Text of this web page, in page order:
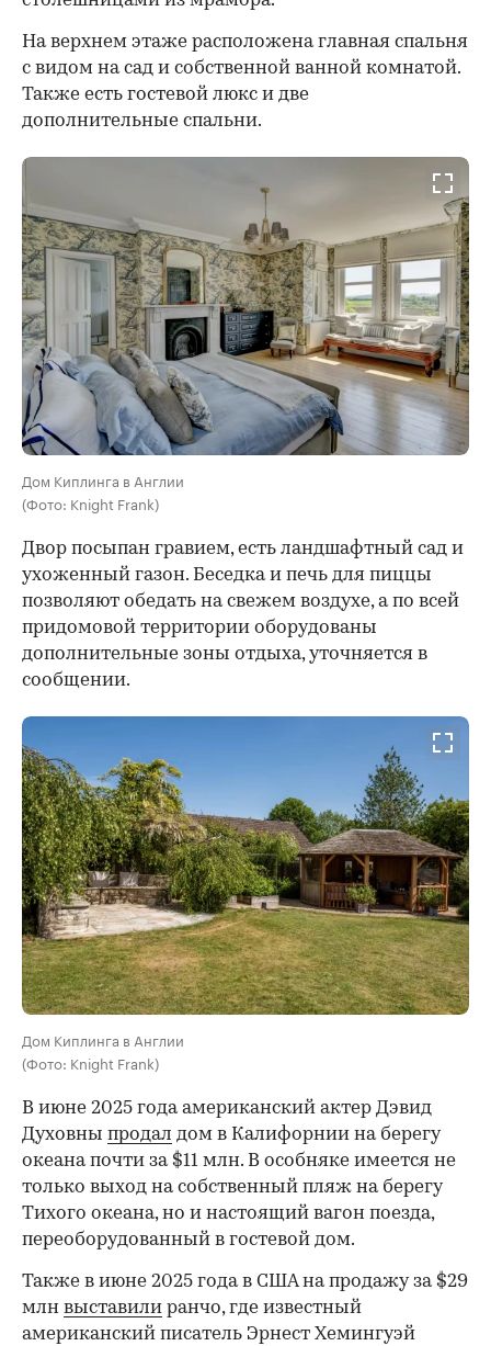
На верхнем этаже расположена главная спальня
с видом на сад и собственной ванной комнатой.
Также есть гостевой люкс и две
дополнительные спальни.
Дом Киплинга в Англии
(Фото: Knight Frank)
Двор посыпан гравием, есть ландшафтный сад и
ухоженный газон. Беседка и печь для пиццы
позволяют обедать на свежем воздухе, а по всей
придомовой территории оборудованы
дополнительные зоны отдыха, уточняется в
сообщении.
Дом Киплинга в Англии
(Фото: Knight Frank)
В июне 2025 года американский актер Дэвид
Духовны продал дом в Калифорнии на берегу
океана почти за $11 млн. В особняке имеется не
только выход на собственный пляж на берегу
Тихого океана, но и настоящий вагон поезда,
переоборудованный в гостевой дом.
Также в июне 2025 года в США на продажу за $29
млн выставили ранчо, где известный
американский писатель Эрнест Хемингуэй